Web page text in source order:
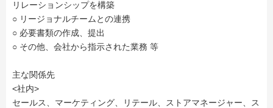
リレーションシップを構築
○ リージョナルチームとの連携
○ 必要書類の作成、提出
○ その他、会社から指示された業務 等
主な関係先
<社内>
セールス、マーケティング、リテール、ストアマネージャー、ス